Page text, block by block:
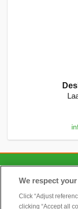
We respect
Click “Adjust
clicking “Accept all